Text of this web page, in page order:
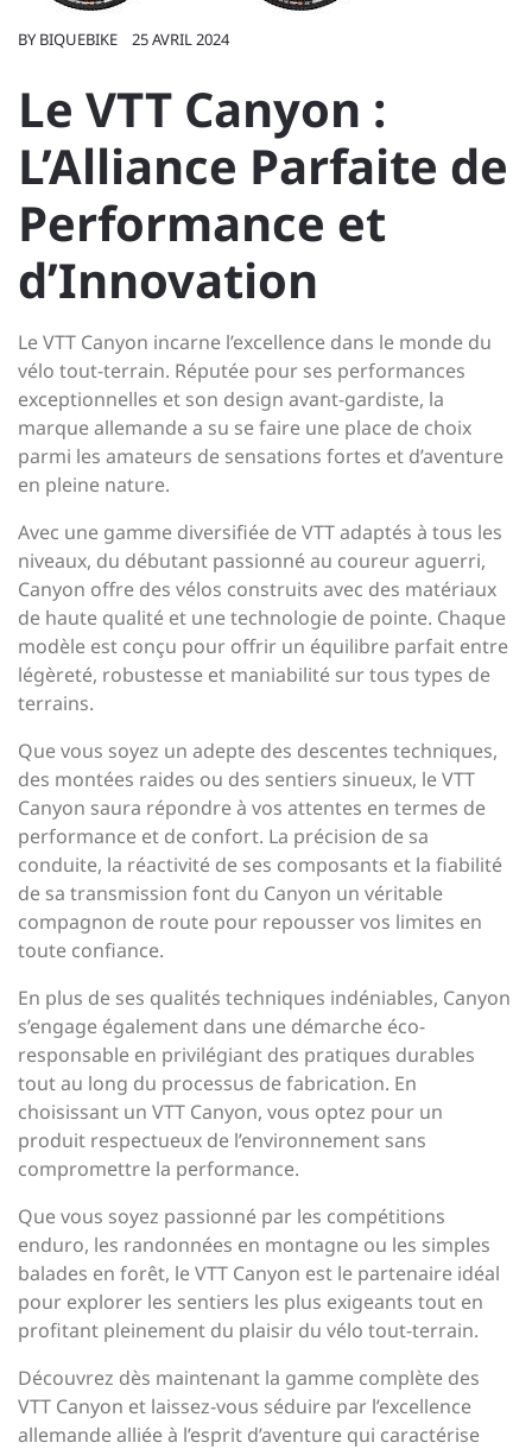
BY BIQUEBIKE 25 AVRIL 2024
Le VTT Canyon :
L’Alliance Parfaite de
Performance et
d’Innovation
Le VTT Canyon incarne l’excellence dans le monde du
vélo tout-terrain. Réputée pour ses performances
exceptionnelles et son design avant-gardiste, la
marque allemande a su se faire une place de choix
parmi les amateurs de sensations fortes et d’aventure
en pleine nature.
Avec une gamme diversifiée de VTT adaptés à tous les
niveaux, du débutant passionné au coureur aguerri,
Canyon offre des vélos construits avec des matériaux
de haute qualité et une technologie de pointe. Chaque
modèle est conçu pour offrir un équilibre parfait entre
légèreté, robustesse et maniabilité sur tous types de
terrains.
Que vous soyez un adepte des descentes techniques,
des montées raides ou des sentiers sinueux, le VTT
Canyon saura répondre à vos attentes en termes de
performance et de confort. La précision de sa
conduite, la réactivité de ses composants et la fiabilité
de sa transmission font du Canyon un véritable
compagnon de route pour repousser vos limites en
toute confiance.
En plus de ses qualités techniques indéniables, Canyon
s’engage également dans une démarche éco-
responsable en privilégiant des pratiques durables
tout au long du processus de fabrication. En
choisissant un VTT Canyon, vous optez pour un
produit respectueux de l’environnement sans
compromettre la performance.
Que vous soyez passionné par les compétitions
enduro, les randonnées en montagne ou les simples
balades en forêt, le VTT Canyon est le partenaire idéal
pour explorer les sentiers les plus exigeants tout en
profitant pleinement du plaisir du vélo tout-terrain.
Découvrez dès maintenant la gamme complète des
VTT Canyon et laissez-vous séduire par l’excellence
allemande alliée à l’esprit d’aventure qui caractérise